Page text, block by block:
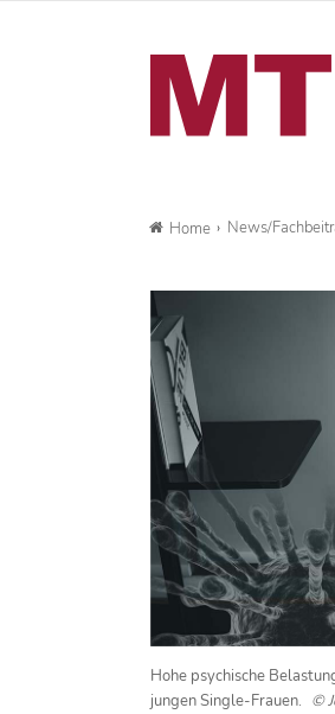
Home News/
Hohe psychische
jungen Single-Frauen. ©